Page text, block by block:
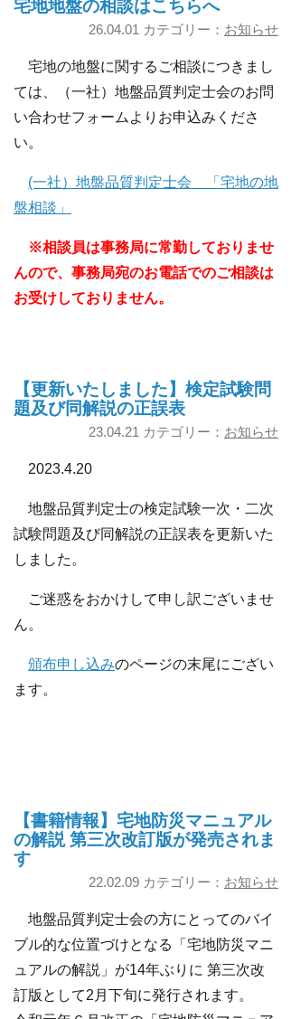
宅地地盤の相談はこちらへ
26.04.01 カテゴリー： お知らせ
宅地の地盤に関するご相談につきまし
ては、（一社）地盤品質判定士会のお問
い合わせフォームよりお申込みくださ
い。
(一社）地盤品質判定士会 「宅地の地
盤相談」
※相談員は事務局に常勤しておりませ
んので、事務局宛のお電話でのご相談は
お受けしておりません。
【更新いたしました】検定試験問
題及び同解説の正誤表
23.04.21 カテゴリー： お知らせ
2023.4.20
地盤品質判定士の検定試験一次・二次
試験問題及び同解説の正誤表を更新いた
しました。
ご迷惑をおかけして申し訳ございませ
ん。
頒布申し込みのページの末尾にござい
ます。
【書籍情報】宅地防災マニュアル
の解説 第三次改訂版が発売されま
す
22.02.09 カテゴリー： お知らせ
地盤品質判定士会の方にとってのバイ
ブル的な位置づけとなる「宅地防災マニ
ュアルの解説」が14年ぶりに 第三次改
訂版として2月下旬に発行されます。